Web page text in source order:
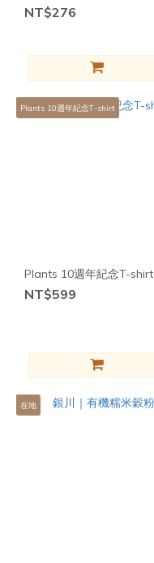
NT$276
Plants 10週年紀念T-shirt
Plants 10週年紀念T-shirt
NT$599
在地